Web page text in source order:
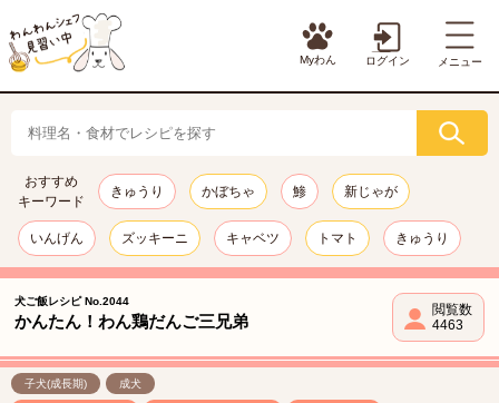
Myわん ログイン メニュー
おすすめ
キーワード
きゅうり かぼちゃ 鯵 新じゃが
いんげん ズッキーニ キャベツ トマト きゅうり
犬ご飯レシピ No.2044
かんたん！わん鶏だんご三兄弟
閲覧数
4463
子犬(成長期) 成犬